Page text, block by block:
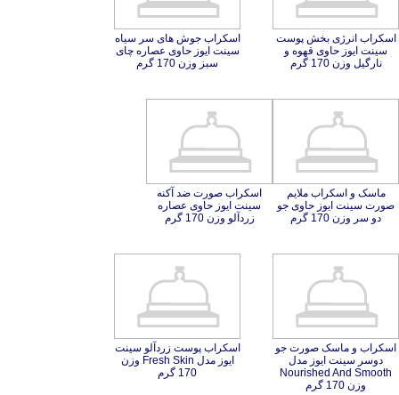
اسکراب انرژی بخش پوست
سینت ایوز حاوی قهوه و
نارگیل وزن 170 گرم
اسکراب جوش های سر سیاه
سینت ایوز حاوی عصاره چای
سبز وزن 170 گرم
ماسک و اسکراب ملایم
صورت سینت ایوز حاوی جو
دو سر وزن 170 گرم
اسکراب صورت ضد آکنه
سینت ایوز حاوی عصاره
زردآلو وزن 170 گرم
اسکراب و ماسک صورت جو
دوسر سینت ایوز مدل
Nourished And Smooth
وزن 170 گرم
اسکراب پوست زردآلو سینت
ایوز مدل Fresh Skin وزن
170 گرم